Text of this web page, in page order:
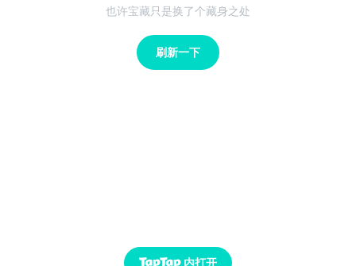
也许宝藏只是换了个藏身之处
刷新一下
内打开